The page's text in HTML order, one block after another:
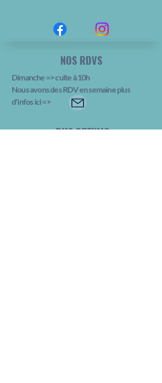
NOS RDVS
Dimanche => culte à 10h
Nous avons des RDV en semaine plus
d'infos ici=>
BUS OPTYMO